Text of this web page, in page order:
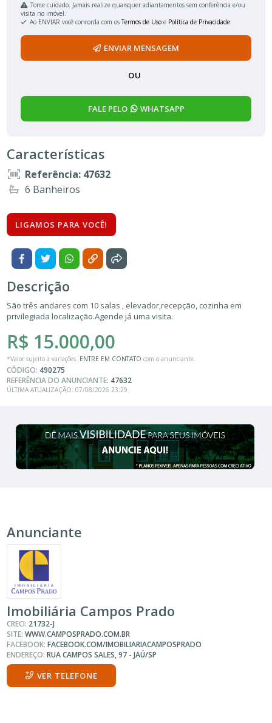
Tome cuidado. Jamais realize quaisquer adiantamentos sem conferência e/ou
visita no imóvel.
Ao ENVIAR você concorda com osTermos de Uso e Política de Privacidade
ENVIAR MENSAGEM
OU
FALE PELO WHATSAPP
Características
Referência: 47632
6 Banheiros
LIGAMOS PARA VOCÊ!
Descrição
São três andares com 10 salas , elevador,recepção, cozinha em
privilegiada localização.Agende já uma visita.
R$ 15.000,00
*Valor sujeito à variações. ENTRE EM CONTATO com o anunciante.
CÓDIGO: 490275
REFERÊNCIA DO ANUNCIANTE: 47632
ÚLTIMA ATUALIZAÇÃO: 07/08/2026 23:29
Anunciante
Imobiliária Campos Prado
CRECI: 21732-J
SITE:WWW.CAMPOSPRADO.COM.BR
FACEBOOK:FACEBOOK.COM/IMOBILIARIACAMPOSPRADO
ENDEREÇO:RUA CAMPOS SALES, 97 - JAÚ/SP
VER TELEFONE